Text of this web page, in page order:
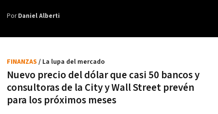
PorDaniel Alberti
Nuevo precio del dólar que casi 50 bancos y
consultoras de la City y Wall Street prevén
para los próximos meses
FINANZAS / La lupa del mercado